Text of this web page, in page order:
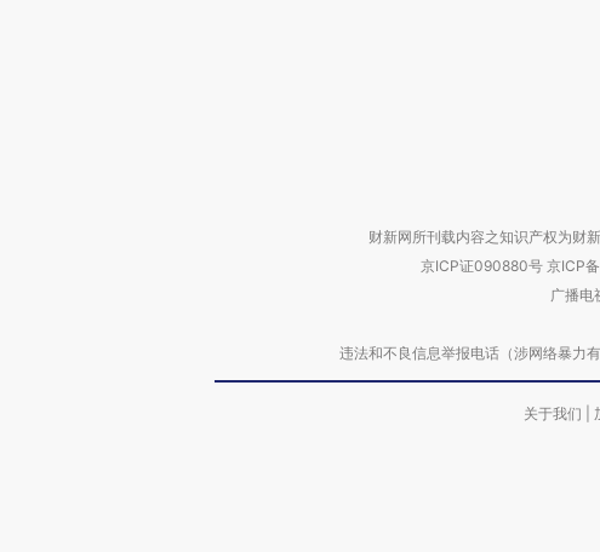
财新网所刊载内容之知识产权为财
京ICP证090880号 京ICP
广播电
违法和不良信息举报电话（涉网络暴
关于我们